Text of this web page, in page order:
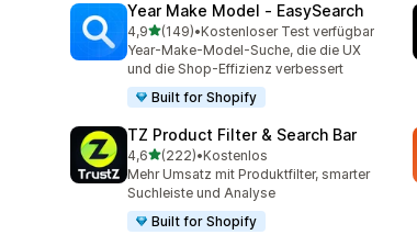
Year Make Model ‑ EasySearch
4,9von 5 Sternen
(149)
149 Rezensionen insgesamt
•Kostenloser Test verfügbar
Year-Make-Model-Suche, die die UX
und die Shop-Effizienz verbessert
Built for Shopify
TZ Product Filter & Search Bar
4,6von 5 Sternen
(222)
222 Rezensionen insgesamt
•Kostenlos
Mehr Umsatz mit Produktfilter, smarter
Suchleiste und Analyse
Built for Shopify